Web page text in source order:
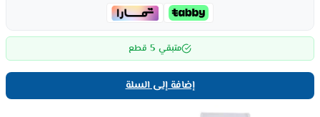
متبقي 5 قطع
إضافة إلى السلة